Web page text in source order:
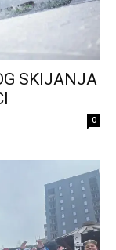
SKIJANJA
0